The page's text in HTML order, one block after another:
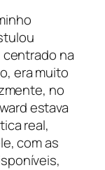
na
era muito
no
estava
real,
com as